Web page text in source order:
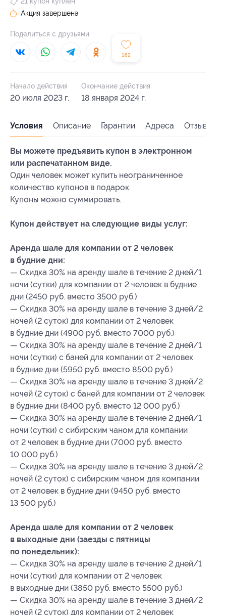
182
Акция завершена
Поделиться с друзьями
Начало действия
20 июля 2023 г.
Окончание действия
18 января 2024 г.
Условия Описание Гарантии Адреса Отзывы
Вы можете предъявить купон в электронном
или распечатанном виде.
Один человек может купить неограниченное
количество купонов в подарок.
Купоны можно суммировать.
Купон действует на следующие виды услуг:
Аренда шале для компании от 2 человек
в будние дни:
— Скидка 30% на аренду шале в течение 2 дней/1
ночи (сутки) для компании от 2 человек в будние
дни (2450 руб. вместо 3500 руб.)
— Скидка 30% на аренду шале в течение 3 дней/2
ночей (2 суток) для компании от 2 человек
в будние дни (4900 руб. вместо 7000 руб.)
— Скидка 30% на аренду шале в течение 2 дней/1
ночи (сутки) с баней для компании от 2 человек
в будние дни (5950 руб. вместо 8500 руб.)
— Скидка 30% на аренду шале в течение 3 дней/2
ночей (2 суток) с баней для компании от 2 человек
в будние дни (8400 руб. вместо 12 000 руб.)
— Скидка 30% на аренду шале в течение 2 дней/1
ночи (сутки) с сибирским чаном для компании
от 2 человек в будние дни (7000 руб. вместо
10 000 руб.)
— Скидка 30% на аренду шале в течение 3 дней/2
ночей (2 суток) с сибирским чаном для компании
от 2 человек в будние дни (9450 руб. вместо
13 500 руб.)
Аренда шале для компании от 2 человек
в выходные дни (заезды с пятницы
по понедельник):
— Скидка 30% на аренду шале в течение 2 дней/1
ночи (сутки) для компании от 2 человек
в выходные дни (3850 руб. вместо 5500 руб.)
— Скидка 30% на аренду шале в течение 3 дней/2
ночей (2 суток) для компании от 2 человек